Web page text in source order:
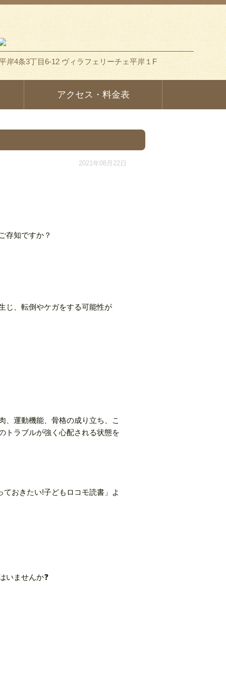
岸4条3丁目6-12 ヴィラフェリーチェ平岸１F
アクセス・料金表
2021年08月22日
存知ですか？
じ、転倒やケガをする可能性が
、運動機能、骨格の成り立ち、こ
トラブルが強く心配される状態を
ておきたい!子どもロコモ読書」よ
いませんか❓